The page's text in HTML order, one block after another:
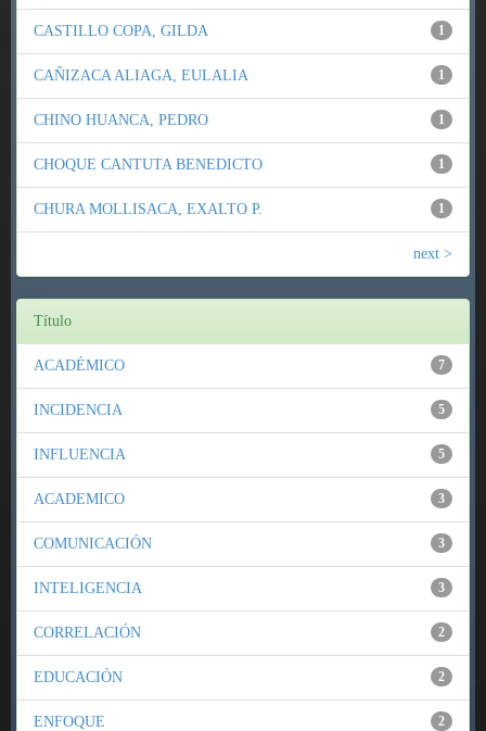
1
CASTILLO COPA, GILDA
1
CAÑIZACA ALIAGA, EULALIA
1
CHINO HUANCA, PEDRO
1
CHOQUE CANTUTA BENEDICTO
1
CHURA MOLLISACA, EXALTO P.
next >
Título
7
ACADÉMICO
5
INCIDENCIA
5
INFLUENCIA
3
ACADEMICO
3
COMUNICACIÓN
3
INTELIGENCIA
2
CORRELACIÓN
2
EDUCACIÓN
2
ENFOQUE